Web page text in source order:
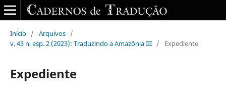
Início / Arquivos /
v. 43 n. esp. 2 (2023): Traduzindo a Amazônia III / Expediente
Expediente